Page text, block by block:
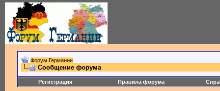
Форум Германии
Сообщение форума
Регистрация Правила форума